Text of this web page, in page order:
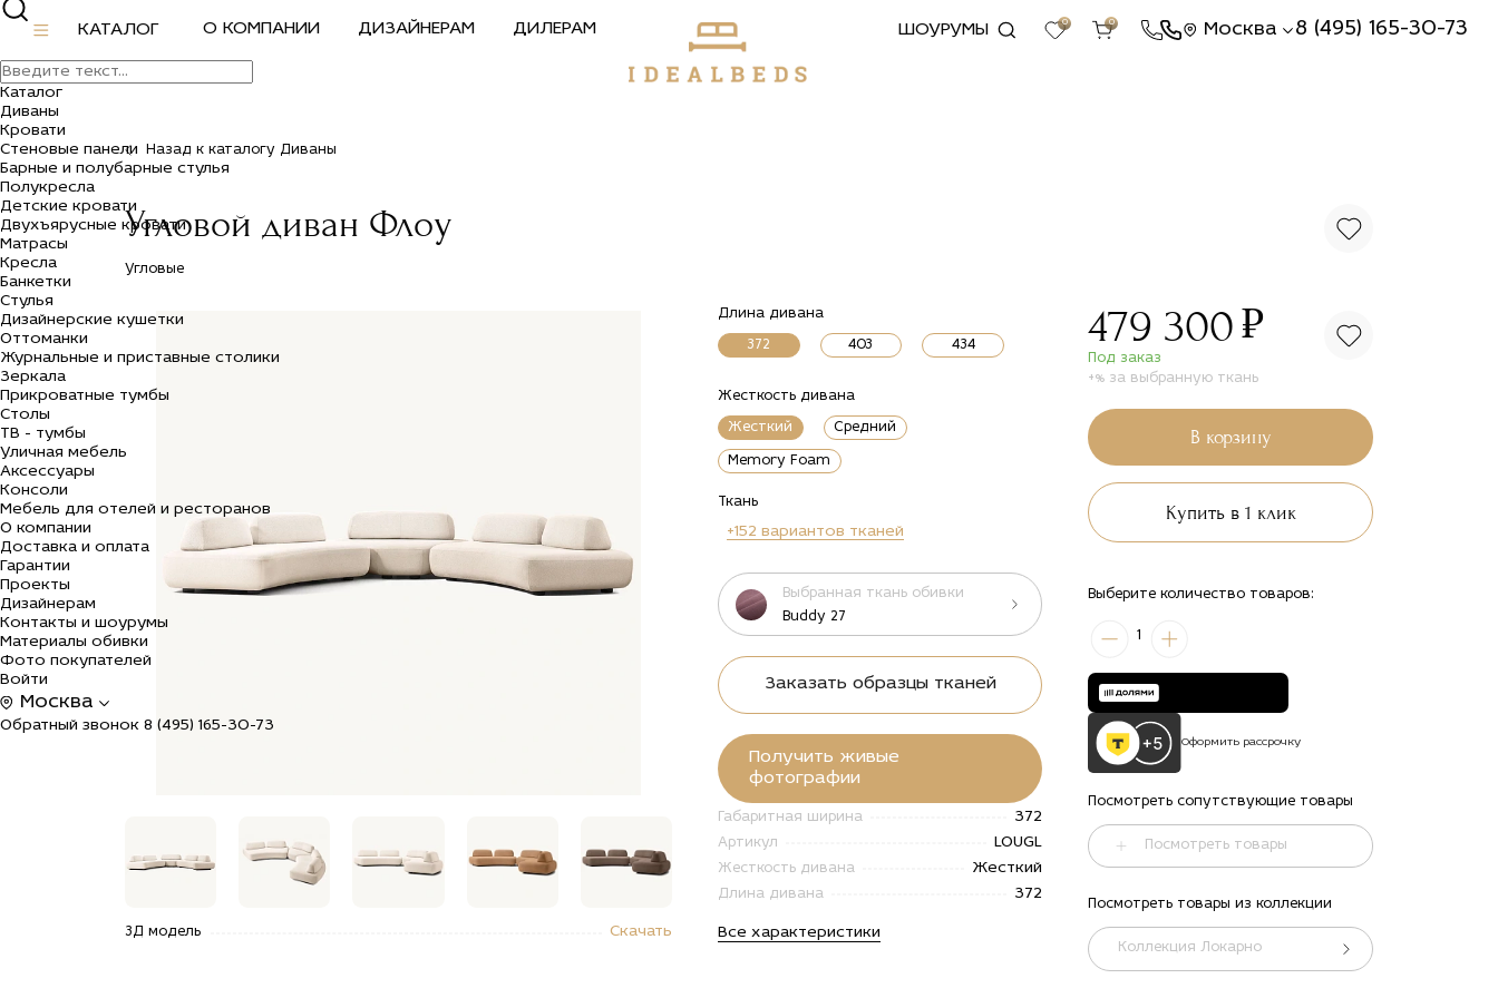
КАТАЛОГ О КОМПАНИИ ДИЗАЙНЕРАМ ДИЛЕРАМ ШОУРУМЫ 0 0 Москва 8 (495) 165-30-73
Каталог
Диваны
Кровати
Стеновые панели
Барные и полубарные стулья
Полукресла
Детские кровати
Двухъярусные кровати
Матрасы
Кресла
Банкетки
Стулья
Дизайнерские кушетки
Оттоманки
Журнальные и приставные столики
Зеркала
Прикроватные тумбы
Столы
ТВ - тумбы
Уличная мебель
Аксессуары
Консоли
Мебель для отелей и ресторанов
О компании
Доставка и оплата
Гарантии
Проекты
Дизайнерам
Контакты и шоурумы
Материалы обивки
Фото покупателей
Войти
Москва
Обратный звонок 8 (495) 165-30-73
Назад к каталогу Диваны
Угловой диван Флоу
Угловые
Угловой
Угловой
Угловой
Угловой
3Д модель Скачать
Длина дивана
372 403 434
Жесткость дивана
Жесткий Средний
Memory Foam
Ткань
+152 вариантов тканей
Выбранная ткань обивки
Buddy 27
Заказать образцы тканей
Получить живые
фотографии
Габаритная ширина 372
Артикул LOUGL
Жесткость дивана Жесткий
Длина дивана 372
Все характеристики
479 300₽
Под заказ
+% за выбранную ткань
В корзину
Купить в 1 клик
Выберите количество товаров:
1
Оформить рассрочку
Посмотреть сопутствующие товары
Посмотреть товары
Посмотреть товары из коллекции
Коллекция Локарно